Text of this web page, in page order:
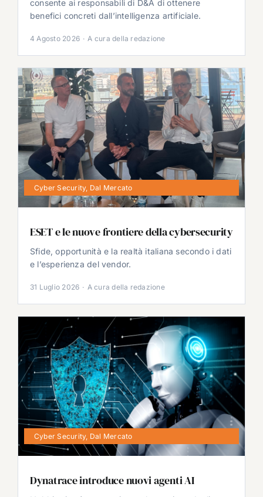
consente ai responsabili di D&A di ottenere
benefici concreti dall’intelligenza artificiale.
4 Agosto 2026 · A cura della redazione
Cyber Security, Dal Mercato
ESET e le nuove frontiere della cybersecurity
Sfide, opportunità e la realtà italiana secondo i dati
e l’esperienza del vendor.
31 Luglio 2026 · A cura della redazione
Cyber Security, Dal Mercato
Dynatrace introduce nuovi agenti AI